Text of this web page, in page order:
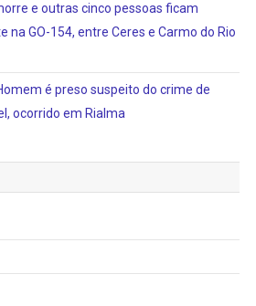
e outras cinco pessoas ficam
na GO-154, entre Ceres e Carmo do Rio
é preso suspeito do crime de
ocorrido em Rialma